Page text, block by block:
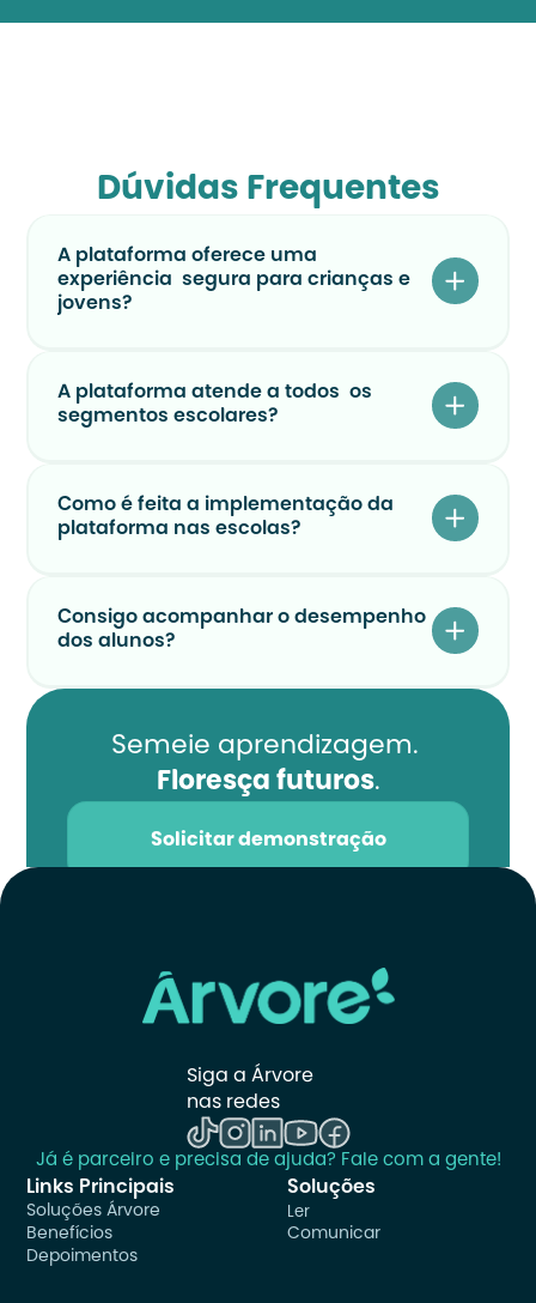
Dúvidas Frequentes
A plataforma oferece uma
experiência  segura para crianças e
jovens?
A plataforma atende a todos  os
segmentos escolares?
Como é feita a implementação da
plataforma nas escolas?
Consigo acompanhar o desempenho
dos alunos?
Floresça futuros.
Solicitar demonstração
Siga a Árvore
nas redes
Já é parceiro e precisa de ajuda? Fale com a gente!
Links Principais
Soluções Árvore
Benefícios
Depoimentos
Soluções
Ler
Comunicar